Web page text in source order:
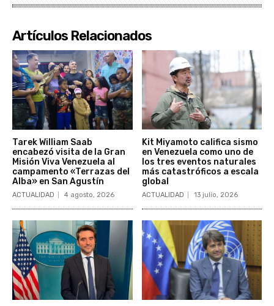
Artículos Relacionados
Tarek William Saab
encabezó visita de la Gran
Misión Viva Venezuela al
campamento «Terrazas del
Alba» en San Agustín
ACTUALIDAD 4 agosto, 2026
Kit Miyamoto califica sismo
en Venezuela como uno de
los tres eventos naturales
más catastróficos a escala
global
ACTUALIDAD 13 julio, 2026